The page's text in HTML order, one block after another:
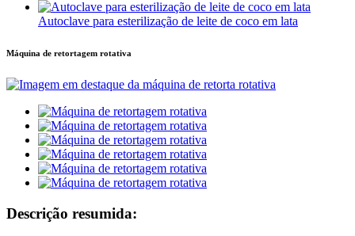
Autoclave para esterilização de leite de coco em lata
Máquina de retortagem rotativa
Descrição resumida: